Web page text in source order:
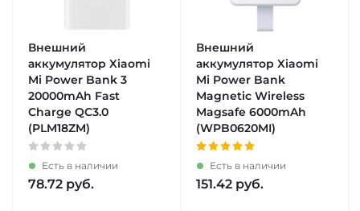
Внешний
аккумулятор Xiaomi
Mi Power Bank 3
20000mAh Fast
Charge QC3.0
(PLM18ZM)
Есть в наличии
78.72 руб.
Внешний
аккумулятор Xiaomi
Mi Power Bank
Magnetic Wireless
Magsafe 6000mAh
(WPB0620MI)
Есть в наличии
151.42 руб.